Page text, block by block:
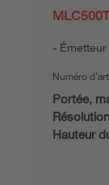
Numéro
Portée,
Hauteur